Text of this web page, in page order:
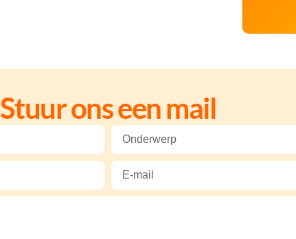
Stuur ons een mail